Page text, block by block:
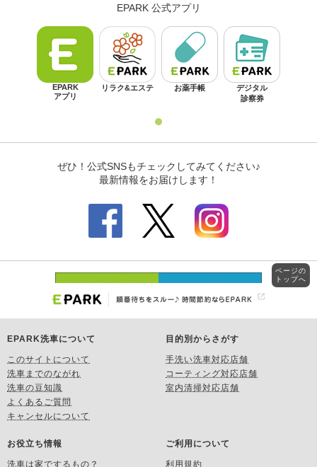
EPARK洗車について
このサイトについて
洗車までのながれ
洗車の豆知識
よくあるご質問
キャンセルについて
目的別からさがす
手洗い洗車対応店舗
コーティング対応店舗
室内清掃対応店舗
お役立ち情報
洗車は家でするもの？
ご利用について
利用規約
ページの
トップへ